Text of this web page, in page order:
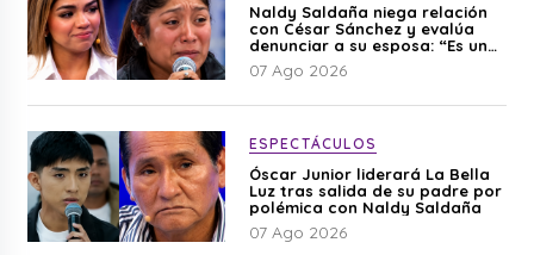
Naldy Saldaña niega relación
con César Sánchez y evalúa
denunciar a su esposa: “Es una
difamación”
07 Ago 2026
ESPECTÁCULOS
Óscar Junior liderará La Bella
Luz tras salida de su padre por
polémica con Naldy Saldaña
07 Ago 2026